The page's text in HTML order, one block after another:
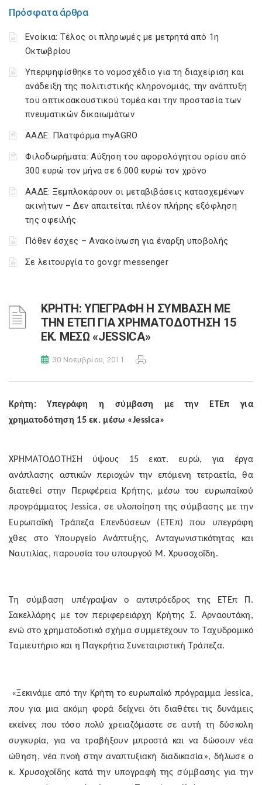
Πρόσφατα άρθρα
Ενοίκια: Τέλος οι πληρωμές με μετρητά από 1η
Οκτωβρίου
Υπερψηφίσθηκε το νομοσχέδιο για τη διαχείριση και
ανάδειξη της πολιτιστικής κληρονομιάς, την ανάπτυξη
του οπτικοακουστικού τομέα και την προστασία των
πνευματικών δικαιωμάτων
ΑΑΔΕ: Πλατφόρμα myAGRO
Φιλοδωρήματα: Αύξηση του αφορολόγητου ορίου από
300 ευρώ τον μήνα σε 6.000 ευρώ τον χρόνο
ΑΑΔΕ: Ξεμπλοκάρουν οι μεταβιβάσεις κατασχεμένων
ακινήτων – Δεν απαιτείται πλέον πλήρης εξόφληση
της οφειλής
Πόθεν έσχες – Ανακοίνωση για έναρξη υποβολής
Σε λειτουργία το gov.gr messenger
ΚΡΗΤΗ: ΥΠΕΓΡΑΦΗ Η ΣΥΜΒΑΣΗ ΜΕ
ΤΗΝ ΕΤΕΠ ΓΙΑ ΧΡΗΜΑΤΟΔΟΤΗΣΗ 15
ΕΚ. ΜΕΣΩ «JESSICA»
30 Νοεμβρίου, 2011
Κρήτη: Υπεγράφη η σύμβαση με την ΕΤΕπ για
χρηματοδότηση 15 εκ. μέσω «Jessica»
XPHMATOΔOTHΣH
ύψους 15 εκατ. ευρώ, για έργα
ανάπλασης αστικών περιοχών την επόμενη τετραετία, θα
διατεθεί στην Περιφέρεια Κρήτης, μέσω του ευρωπαϊκού
προγράμματοςJessica, σε υλοποίηση της σύμβασης με την
Ευρωπαϊκή Τράπεζα Επενδύσεων (ΕΤΕπ) που υπεγράφη
χθες στο Yπουργείο Ανάπτυξης, Ανταγωνιστικότητας και
Ναυτιλίας, παρουσία του υπουργού Μ. Χρυσοχοΐδη.
Τη σύμβαση υπέγραψαν ο αντιπρόεδρος της ΕΤΕπ Π.
Σακελλάρης με τον περιφερειάρχη Κρήτης Σ. Αρναουτάκη,
ενώ στο χρηματοδοτικό σχήμα συμμετέχουν το Ταχυδρομικό
Ταμιευτήριο και η Παγκρήτια Συνεταιριστική Τράπεζα.
«Ξεκινάμε από την Κρήτη το ευρωπαϊκό πρόγραμμα Jessica,
που για μια ακόμη φορά δείχνει ότι διαθέτει τις δυνάμεις
εκείνες που τόσο πολύ χρειαζόμαστε σε αυτή τη δύσκολη
συγκυρία, για να τραβήξουν μπροστά και να δώσουν νέα
ώθηση, νέα πνοή στην αναπτυξιακή διαδικασία», δήλωσε ο
κ. Χρυσοχοΐδης κατά την υπογραφή της σύμβασης για την